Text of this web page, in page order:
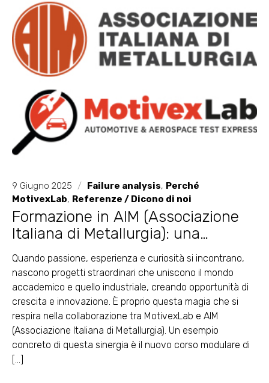
9 Giugno 2025 / Failure analysis, Perché
MotivexLab, Referenze / Dicono di noi
Formazione in AIM (Associazione
Italiana di Metallurgia): una
partnership che accende la
passione per la metallurgia
Quando passione, esperienza e curiosità si incontrano,
nascono progetti straordinari che uniscono il mondo
accademico e quello industriale, creando opportunità di
crescita e innovazione. È proprio questa magia che si
respira nella collaborazione tra MotivexLab e AIM
(Associazione Italiana di Metallurgia). Un esempio
concreto di questa sinergia è il nuovo corso modulare di
[...]